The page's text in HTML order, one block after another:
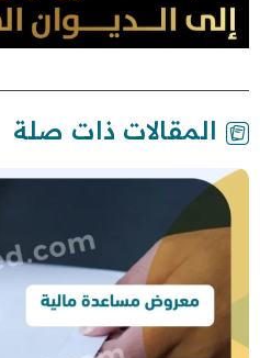
المقالات ذات صلة